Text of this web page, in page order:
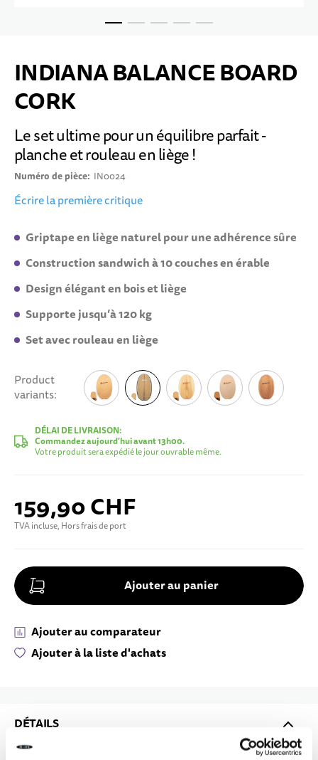
INDIANA BALANCE BOARD
CORK
Le set ultime pour un équilibre parfait -
planche et rouleau en liège !
Numéro de pièce IN0024
Écrire la première critique
Griptape en liège naturel pour une adhérence sûre
Construction sandwich à 10 couches en érable
Design élégant en bois et liège
Supporte jusqu’à 120 kg
Set avec rouleau en liège
Product
variants
DÉLAI DE LIVRAISON:
Commandez aujourd'hui avant 13h00.
Votre produit sera expédié le jour ouvrable même.
159,90 CHF
TVA incluse, Hors frais de port
Ajouter au panier
Ajouter à la liste d'achats
Ajouter au comparateur
DÉTAILS